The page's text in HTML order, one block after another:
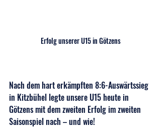
Erfolg unserer U15 in Götzens
Nach dem hart erkämpften 8:6-Auswärtssieg
in Kitzbühel legte unsere U15 heute in
Götzens mit dem zweiten Erfolg im zweiten
Saisonspiel nach – und wie!